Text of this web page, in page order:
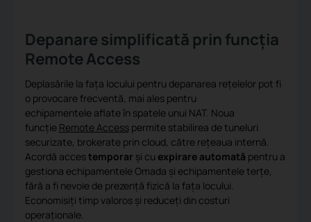
Depanare simplificată prin funcția
Remote Access
Deplasările la fața locului pentru depanarea rețelelor pot fi
o provocare frecventă, mai ales pentru
echipamentele aflate în spatele unui NAT. Noua
funcție Remote Accesspermite stabilirea de tuneluri
securizate, brokerate prin cloud, către rețeaua internă.
Acordă accestemporar și cu expirare automată pentru a
gestiona echipamentele Omada și echipamentele terțe,
fără a fi nevoie de prezență fizică la fața locului.
Economisiți timp valoros și reduceți din costuri
operaționale.